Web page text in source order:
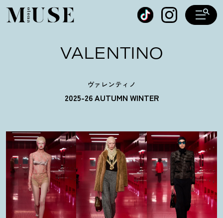
オトナミューズ ウェブ
VALENTINO
ヴァレンティノ
2025-26 AUTUMN WINTER